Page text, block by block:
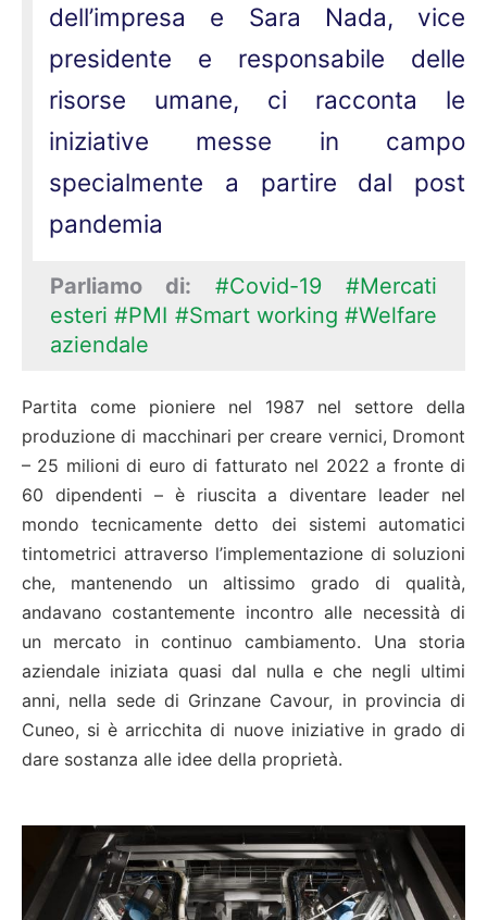
dell’impresa e Sara Nada, vice
presidente e responsabile delle
risorse umane, ci racconta le
iniziative messe in campo
specialmente a partire dal post
pandemia
Parliamo di: #Covid-19
#Mercati
esteri #PMI #Smart working #Welfare
aziendale
Partita come pioniere nel 1987 nel settore della
produzione di macchinari per creare vernici, Dromont
– 25 milioni di euro di fatturato nel 2022 a fronte di
60 dipendenti – è riuscita a diventare leader nel
mondo tecnicamente detto dei sistemi automatici
tintometrici attraverso l’implementazione di soluzioni
che, mantenendo un altissimo grado di qualità,
andavano costantemente incontro alle necessità di
un mercato in continuo cambiamento. Una storia
aziendale iniziata quasi dal nulla e che negli ultimi
anni, nella sede di Grinzane Cavour, in provincia di
Cuneo, si è arricchita di nuove iniziative in grado di
dare sostanza alle idee della proprietà.